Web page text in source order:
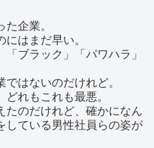
企業。
はまだ早い。
ブラック」「パワハラ」
はないのだけれど。
れもこれも最悪。
たのだけれど、確かになん
している男性社員らの姿が